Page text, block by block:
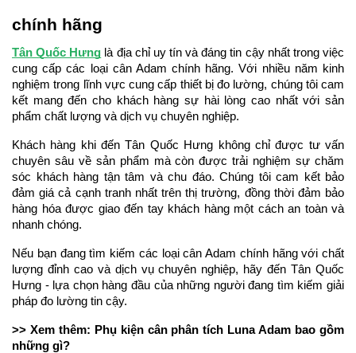
chính hãng
Tân Quốc Hưng là địa chỉ uy tín và đáng tin cậy nhất trong việc
cung cấp các loại cân Adam chính hãng. Với nhiều năm kinh
nghiệm trong lĩnh vực cung cấp thiết bị đo lường, chúng tôi cam
kết mang đến cho khách hàng sự hài lòng cao nhất với sản
phẩm chất lượng và dịch vụ chuyên nghiệp.
Khách hàng khi đến Tân Quốc Hưng không chỉ được tư vấn
chuyên sâu về sản phẩm mà còn được trải nghiệm sự chăm
sóc khách hàng tận tâm và chu đáo. Chúng tôi cam kết bảo
đảm giá cả cạnh tranh nhất trên thị trường, đồng thời đảm bảo
hàng hóa được giao đến tay khách hàng một cách an toàn và
nhanh chóng.
Nếu bạn đang tìm kiếm các loại cân Adam chính hãng với chất
lượng đỉnh cao và dịch vụ chuyên nghiệp, hãy đến Tân Quốc
Hưng - lựa chọn hàng đầu của những người đang tìm kiếm giải
pháp đo lường tin cậy.
>> Xem thêm: Phụ kiện cân phân tích Luna Adam bao gồm
những gì?